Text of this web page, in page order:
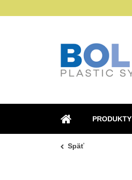
ÚVOD
PRODUKTY
Späť